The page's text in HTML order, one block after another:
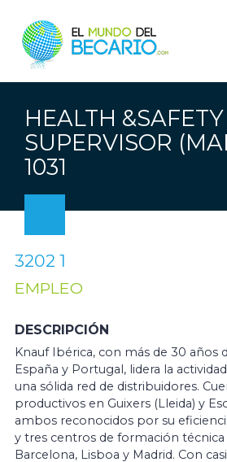
HEALTH &SAFETY
SUPERVISOR
1031
3202 1
EMPLEO
DESCRIPCIÓN
Knauf Ibérica, con más de 30 años
España y Portugal, lidera la
una sólida red de distribuidores.
productivos en Guixers (Lleida) y
ambos reconocidos por su
y tres centros de formación técnica
Barcelona, Lisboa y Madrid. Con